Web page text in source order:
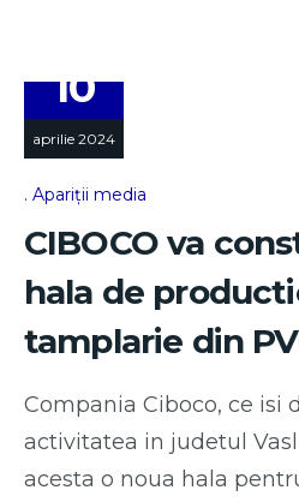
10
aprilie 2024
Apariții media
CIBOCO va
hala de
tamplarie din
Compania Ciboco, ce isi
activitatea in judetul
acesta o noua hala